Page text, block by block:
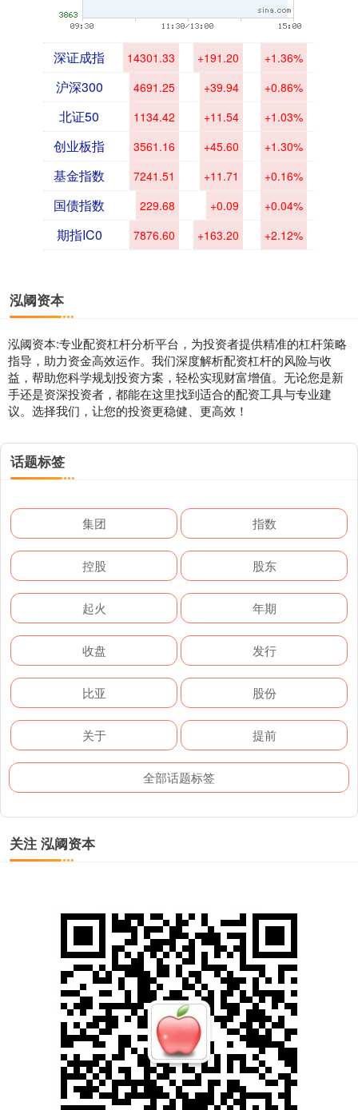
深证成指 14301.33 +191.20 +1.36%
沪深300 4691.25 +39.94 +0.86%
北证50 1134.42 +11.54 +1.03%
创业板指 3561.16 +45.60 +1.30%
基金指数 7241.51 +11.71 +0.16%
国债指数 229.68 +0.09 +0.04%
期指IC0 7876.60 +163.20 +2.12%
泓阈资本
泓阈资本:专业配资杠杆分析平台，为投资者提供精准的杠杆策略
指导，助力资金高效运作。我们深度解析配资杠杆的风险与收
益，帮助您科学规划投资方案，轻松实现财富增值。无论您是新
手还是资深投资者，都能在这里找到适合的配资工具与专业建
议。选择我们，让您的投资更稳健、更高效！
话题标签
集团 指数
控股 股东
起火 年期
收盘 发行
比亚 股份
关于 提前
全部话题标签
关注 泓阈资本